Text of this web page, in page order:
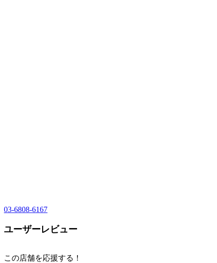
03-6808-6167
ユーザーレビュー
この店舗を応援する！